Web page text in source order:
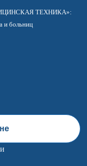
ТЕХНИКА»:
и больниц